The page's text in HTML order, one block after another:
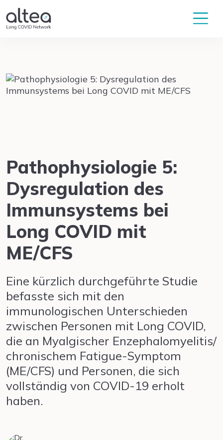
Pathophysiologie 5:
Dysregulation des
Immunsystems bei
Long COVID mit
ME/CFS
Eine kürzlich durchgeführte Studie
befasste sich mit den
immunologischen Unterschieden
zwischen Personen mit Long COVID,
die an Myalgischer Enzephalomyelitis/
chronischem Fatigue-Symptom
(ME/CFS) und Personen, die sich
vollständig von COVID-19 erholt
haben.